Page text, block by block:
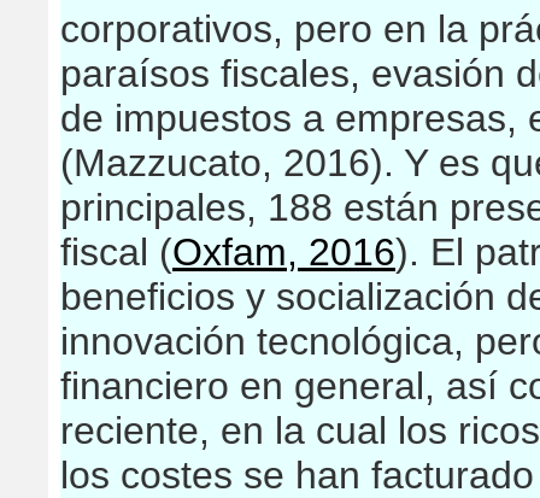
corporativos, pero en la
paraísos fiscales, evasión
de impuestos a empresas,
(Mazzucato, 2016). Y es
principales, 188 están
fiscal (Oxfam, 2016). El
beneficios y socialización
innovación tecnológica,
financiero en general, así
reciente, en la cual los
los costes se han